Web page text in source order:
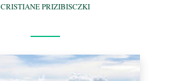
CRISTIANE PRIZIBISCZKI